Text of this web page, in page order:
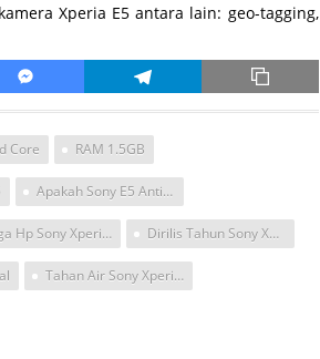
Xperia E5 antara lain: geo-tagging,
Core RAM 1.5GB
Apakah Sony E5 Anti Air
Harga Hp Sony Xperia E5 Dual Dirilis Tahun Sony Xperia E5
Tahan Air Sony Xperia E5